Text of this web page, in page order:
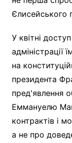
Єлисейського
У квітні
адміністрації
на
президента
пред'явлення
Еммануелю
контрактів і
а не про